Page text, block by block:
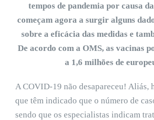
tempos de pandemia por causa
começam agora a surgir alguns
sobre a eficácia das medidas e
De acordo com a OMS, as vacinas
a 1,6 milhões de
A COVID-19 não desapareceu! Aliás,
que têm indicado que o número de
sendo que os especialistas indicam